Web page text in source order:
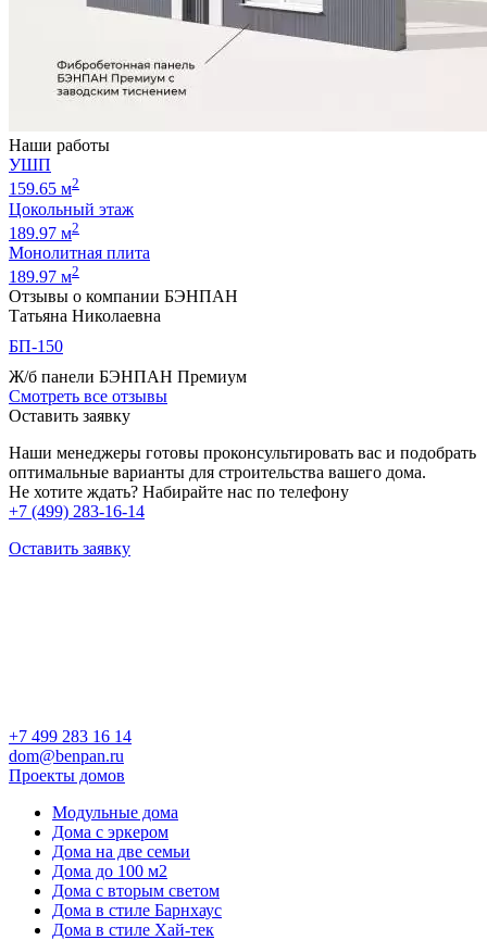
Наши работы
УШП
159.65 м2
Цокольный этаж
189.97 м2
Монолитная плита
189.97 м2
Отзывы о компании БЭНПАН
Татьяна Николаевна
БП-150
Ж/б панели БЭНПАН Премиум
Смотреть все отзывы
Оставить заявку
Наши менеджеры готовы проконсультировать вас и подобрать
оптимальные варианты для строительства вашего дома.
Не хотите ждать? Набирайте нас по телефону
+7 (499) 283-16-14
Оставить заявку
+7 499 283 16 14
dom@benpan.ru
Проекты домов
Модульные дома
Дома с эркером
Дома на две семьи
Дома до 100 м2
Дома с вторым светом
Дома в стиле Барнхаус
Дома в стиле Хай-тек